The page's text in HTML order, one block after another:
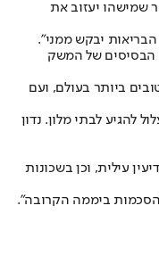
שמישהו יעזוב את
הבסיסים של המשק
במשאבים הטובים ביותר בעולם, ועם
להגיע לבתי מלון. נדון
עילית, וכן בשכונות
ביממה הקרובה".